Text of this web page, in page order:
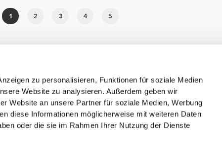
zu personalisieren, Funktionen für soziale Medien
Website zu analysieren. Außerdem geben wir
Website an unsere Partner für soziale Medien, Werbung
diese Informationen möglicherweise mit weiteren Daten
oder die sie im Rahmen Ihrer Nutzung der Dienste
1 2 3 4 5